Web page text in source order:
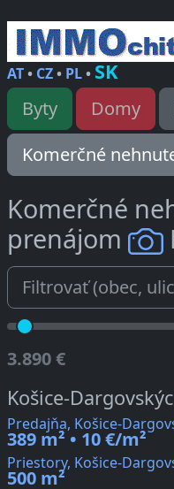
AT• CZ• PL• SK
Byty Domy
Komerčné
Komerčné
prenájom
3.890 €
Košice-
Predajňa, Košice-
389 m² • 10 €/m²
Priestory, Košice-
500 m²